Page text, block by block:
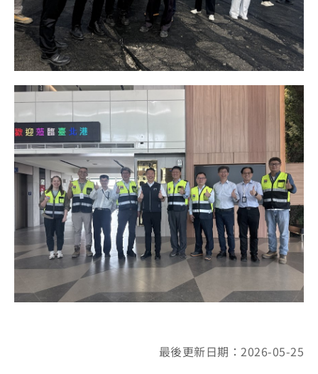
最後更新日期：2026-05-25